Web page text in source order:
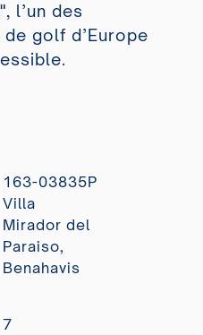
l’un des
golf d’Europe
163-03835P
Villa
Mirador del
Paraiso,
Benahavis
7